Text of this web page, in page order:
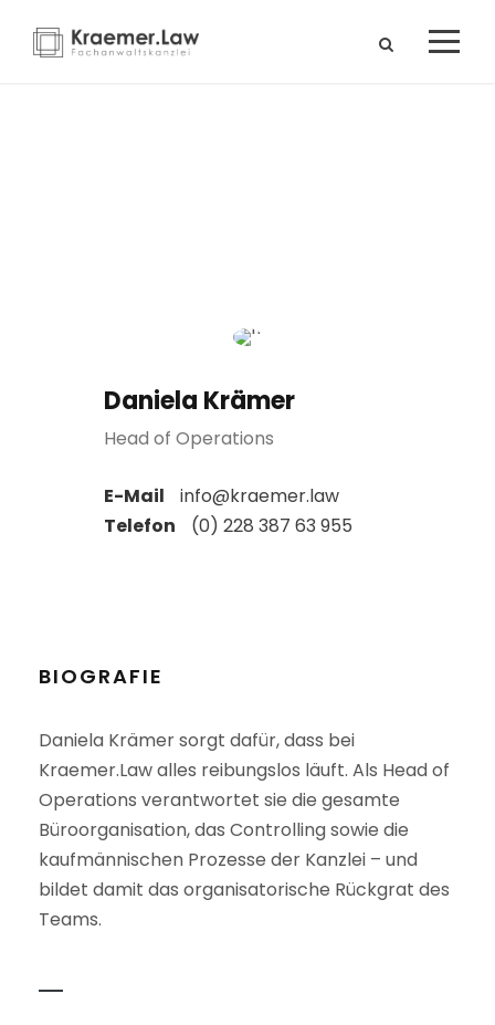
Daniela Krämer
Head of Operations
E-Mail
info@kraemer.law
Telefon
(0) 228 387 63 955
BIOGRAFIE
Daniela Krämer sorgt dafür, dass bei
Kraemer.Law alles reibungslos läuft. Als Head of
Operations verantwortet sie die gesamte
Büroorganisation, das Controlling sowie die
kaufmännischen Prozesse der Kanzlei – und
bildet damit das organisatorische Rückgrat des
Teams.